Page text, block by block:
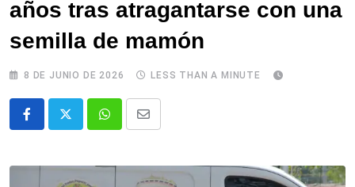
años tras atragantarse con una
semilla de mamón
8 DE JUNIO DE 2026 LESS THAN A MINUTE
WhatsappComparte
email